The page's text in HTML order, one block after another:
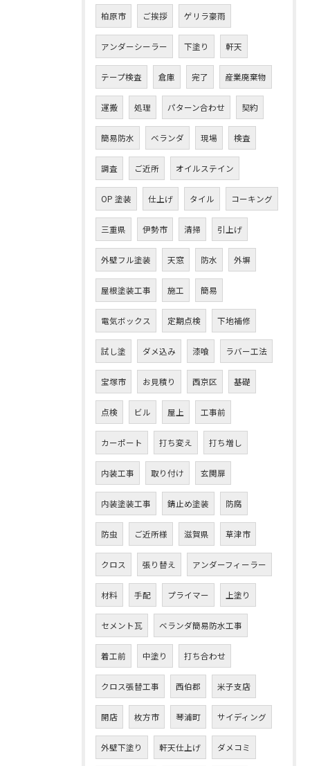
柏原市 ご挨拶 ゲリラ豪雨
アンダーシーラー 下塗り 軒天
テープ検査 倉庫 完了 産業廃棄物
運搬 処理 パターン合わせ 契約
簡易防水 ベランダ 現場 検査
調査 ご近所 オイルステイン
OP 塗装 仕上げ タイル コーキング
三重県 伊勢市 清掃 引上げ
外壁フル塗装 天窓 防水 外塀
屋根塗装工事 施工 簡易
電気ボックス 定期点検 下地補修
試し塗 ダメ込み 漆喰 ラバー工法
宝塚市 お見積り 西京区 基礎
点検 ビル 屋上 工事前
カーポート 打ち変え 打ち増し
内装工事 取り付け 玄関扉
内装塗装工事 錆止め塗装 防腐
防虫 ご近所様 滋賀県 草津市
クロス 張り替え アンダーフィーラー
材料 手配 プライマー 上塗り
セメント瓦 ベランダ簡易防水工事
着工前 中塗り 打ち合わせ
クロス張替工事 西伯郡 米子支店
開店 枚方市 琴浦町 サイディング
外壁下塗り 軒天仕上げ ダメコミ
お問い合わせはこちら